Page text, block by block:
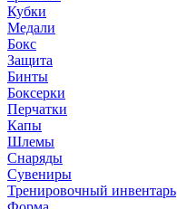
Кубки
Медали
Бокс
Защита
Бинты
Боксерки
Перчатки
Капы
Шлемы
Снаряды
Сувениры
Тренировочный инвентарь